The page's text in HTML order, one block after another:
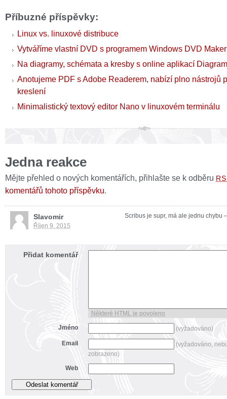
Příbuzné příspěvky:
Linux vs. linuxové distribuce
Vytváříme vlastní DVD s programem Windows DVD Maker
Na diagramy, schémata a kresby s online aplikací
Anotujeme PDF s Adobe Readerem, nabízí plno nástrojů
kreslení
Minimalistický textový editor Nano v linuxovém terminálu
Jedna reakce
Mějte přehled o nových komentářích, přihlašte se k odběru
komentářů tohoto příspěvku.
Slavomir
Říjen 9, 2015
Scribus je supr, má ale jednu chybu
Přidat komentář
Některé HTML je povoleno
Jméno
(vyžadováno)
Email
(vyžadováno,
zobrazeno)
Web